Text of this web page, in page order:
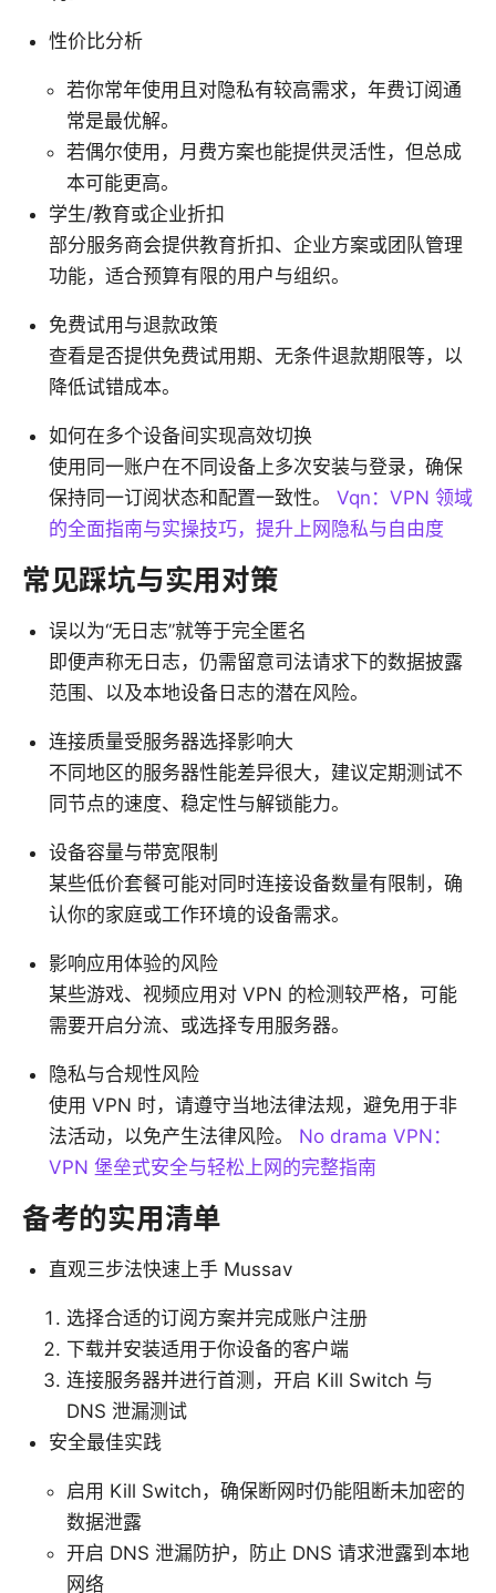
性价比分析
若你常年使用且对隐私有较高需求，年费订阅通
常是最优解。
若偶尔使用，月费方案也能提供灵活性，但总成
本可能更高。
学生/教育或企业折扣
部分服务商会提供教育折扣、企业方案或团队管理
功能，适合预算有限的用户与组织。
免费试用与退款政策
查看是否提供免费试用期、无条件退款期限等，以
降低试错成本。
如何在多个设备间实现高效切换
使用同一账户在不同设备上多次安装与登录，确保
保持同一订阅状态和配置一致性。 Vqn：VPN 领域
的全面指南与实操技巧，提升上网隐私与自由度
常见踩坑与实用对策
误以为“无日志”就等于完全匿名
即便声称无日志，仍需留意司法请求下的数据披露
范围、以及本地设备日志的潜在风险。
连接质量受服务器选择影响大
不同地区的服务器性能差异很大，建议定期测试不
同节点的速度、稳定性与解锁能力。
设备容量与带宽限制
某些低价套餐可能对同时连接设备数量有限制，确
认你的家庭或工作环境的设备需求。
影响应用体验的风险
某些游戏、视频应用对 VPN 的检测较严格，可能
需要开启分流、或选择专用服务器。
隐私与合规性风险
使用 VPN 时，请遵守当地法律法规，避免用于非
法活动，以免产生法律风险。 No drama VPN：
VPN 堡垒式安全与轻松上网的完整指南
备考的实用清单
直观三步法快速上手 Mussav
选择合适的订阅方案并完成账户注册
下载并安装适用于你设备的客户端
连接服务器并进行首测，开启 Kill Switch 与
DNS 泄漏测试
安全最佳实践
启用 Kill Switch，确保断网时仍能阻断未加密的
数据泄露
开启 DNS 泄漏防护，防止 DNS 请求泄露到本地
网络